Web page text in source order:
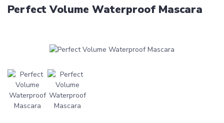
Perfect Volume Waterproof Mascara